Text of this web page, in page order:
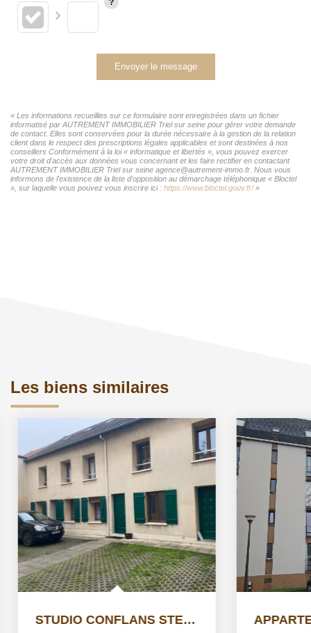
Envoyer le message
« Les informations recueillies sur ce formulaire sont enregistrées dans un fichier
informatisé par AUTREMENT IMMOBILIER Triel sur seine pour gérer votre demande
de contact. Elles sont conservées pour la durée nécessaire à la gestion de la relation
client dans le respect des prescriptions légales applicables et sont destinées à nos
conseillers Conformément à la loi « informatique et libertés », vous pouvez exercer
votre droit d'accès aux données vous concernant et les faire rectifier en contactant
AUTREMENT IMMOBILIER Triel sur seine agence@autrement-immo.fr. Nous vous
informons de l'existence de la liste d'opposition au démarchage téléphonique « Bloctel
», sur laquelle vous pouvez vous inscrire ici : https://www.bloctel.gouv.fr/»
Les biens similaires
STUDIO CONFLANS STE HONORINE - 1 pièce(s) - 24.13 m2